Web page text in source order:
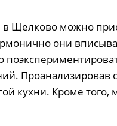
Щелково можно
они
Проанализировав
кухни. Кроме